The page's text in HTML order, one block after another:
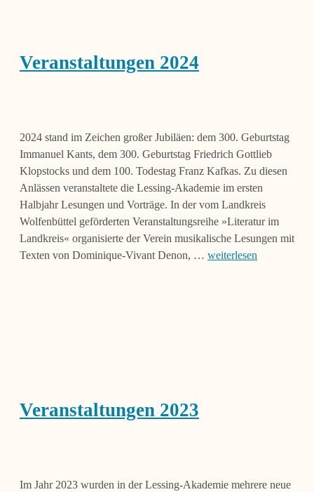
Veranstaltungen 2024
2024 stand im Zeichen großer Jubiläen: dem 300. Geburtstag
Immanuel Kants, dem 300. Geburtstag Friedrich Gottlieb
Klopstocks und dem 100. Todestag Franz Kafkas. Zu diesen
Anlässen veranstaltete die Lessing-Akademie im ersten
Halbjahr Lesungen und Vorträge. In der vom Landkreis
Wolfenbüttel geförderten Veranstaltungsreihe »Literatur im
Landkreis« organisierte der Verein musikalische Lesungen mit
Texten von Dominique-Vivant Denon, … weiterlesen
Veranstaltungen 2023
Im Jahr 2023 wurden in der Lessing-Akademie mehrere neue